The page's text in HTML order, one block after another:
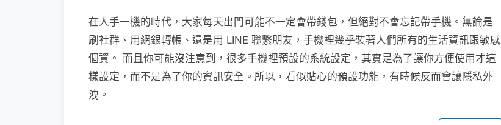
在人手一機的時代，大家每天出門可能不一定會帶錢包，但絕對不會忘記帶手機。無論是
刷社群、用網銀轉帳、還是用 LINE 聯繫朋友，手機裡幾乎裝著人們所有的生活資訊跟敏感
個資。 而且你可能沒注意到，很多手機裡預設的系統設定，其實是為了讓你方便使用才這
樣設定，而不是為了你的資訊安全。所以，看似貼心的預設功能，有時候反而會讓隱私外
洩。